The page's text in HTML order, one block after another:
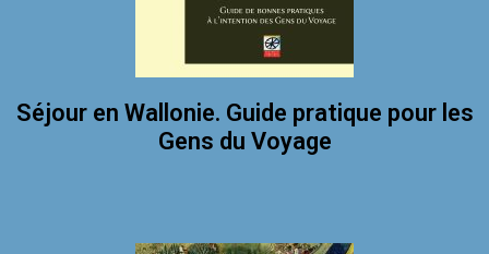
Séjour en Wallonie. Guide pratique pour les
Gens du Voyage